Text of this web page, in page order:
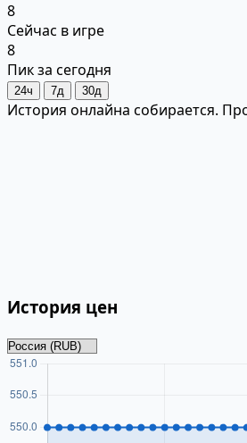
8
Сейчас в игре
8
Пик за сегодня
24ч 7д 30д
История онлайна собирается.
История цен